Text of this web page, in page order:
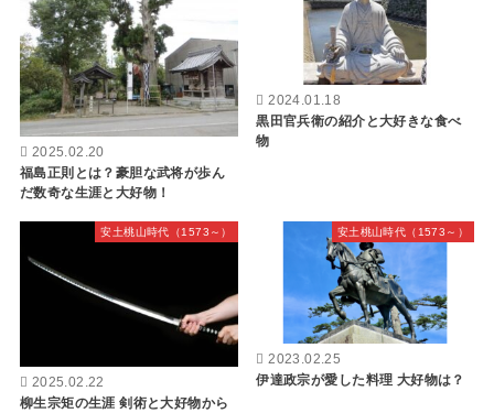
2025.02.20
福島正則とは？豪胆な武将が歩ん
だ数奇な生涯と大好物！
2024.01.18
黒田官兵衛の紹介と大好きな食べ
物
安土桃山時代（1573～）
2025.02.22
柳生宗矩の生涯 剣術と大好物から
安土桃山時代（1573～）
2023.02.25
伊達政宗が愛した料理 大好物は？